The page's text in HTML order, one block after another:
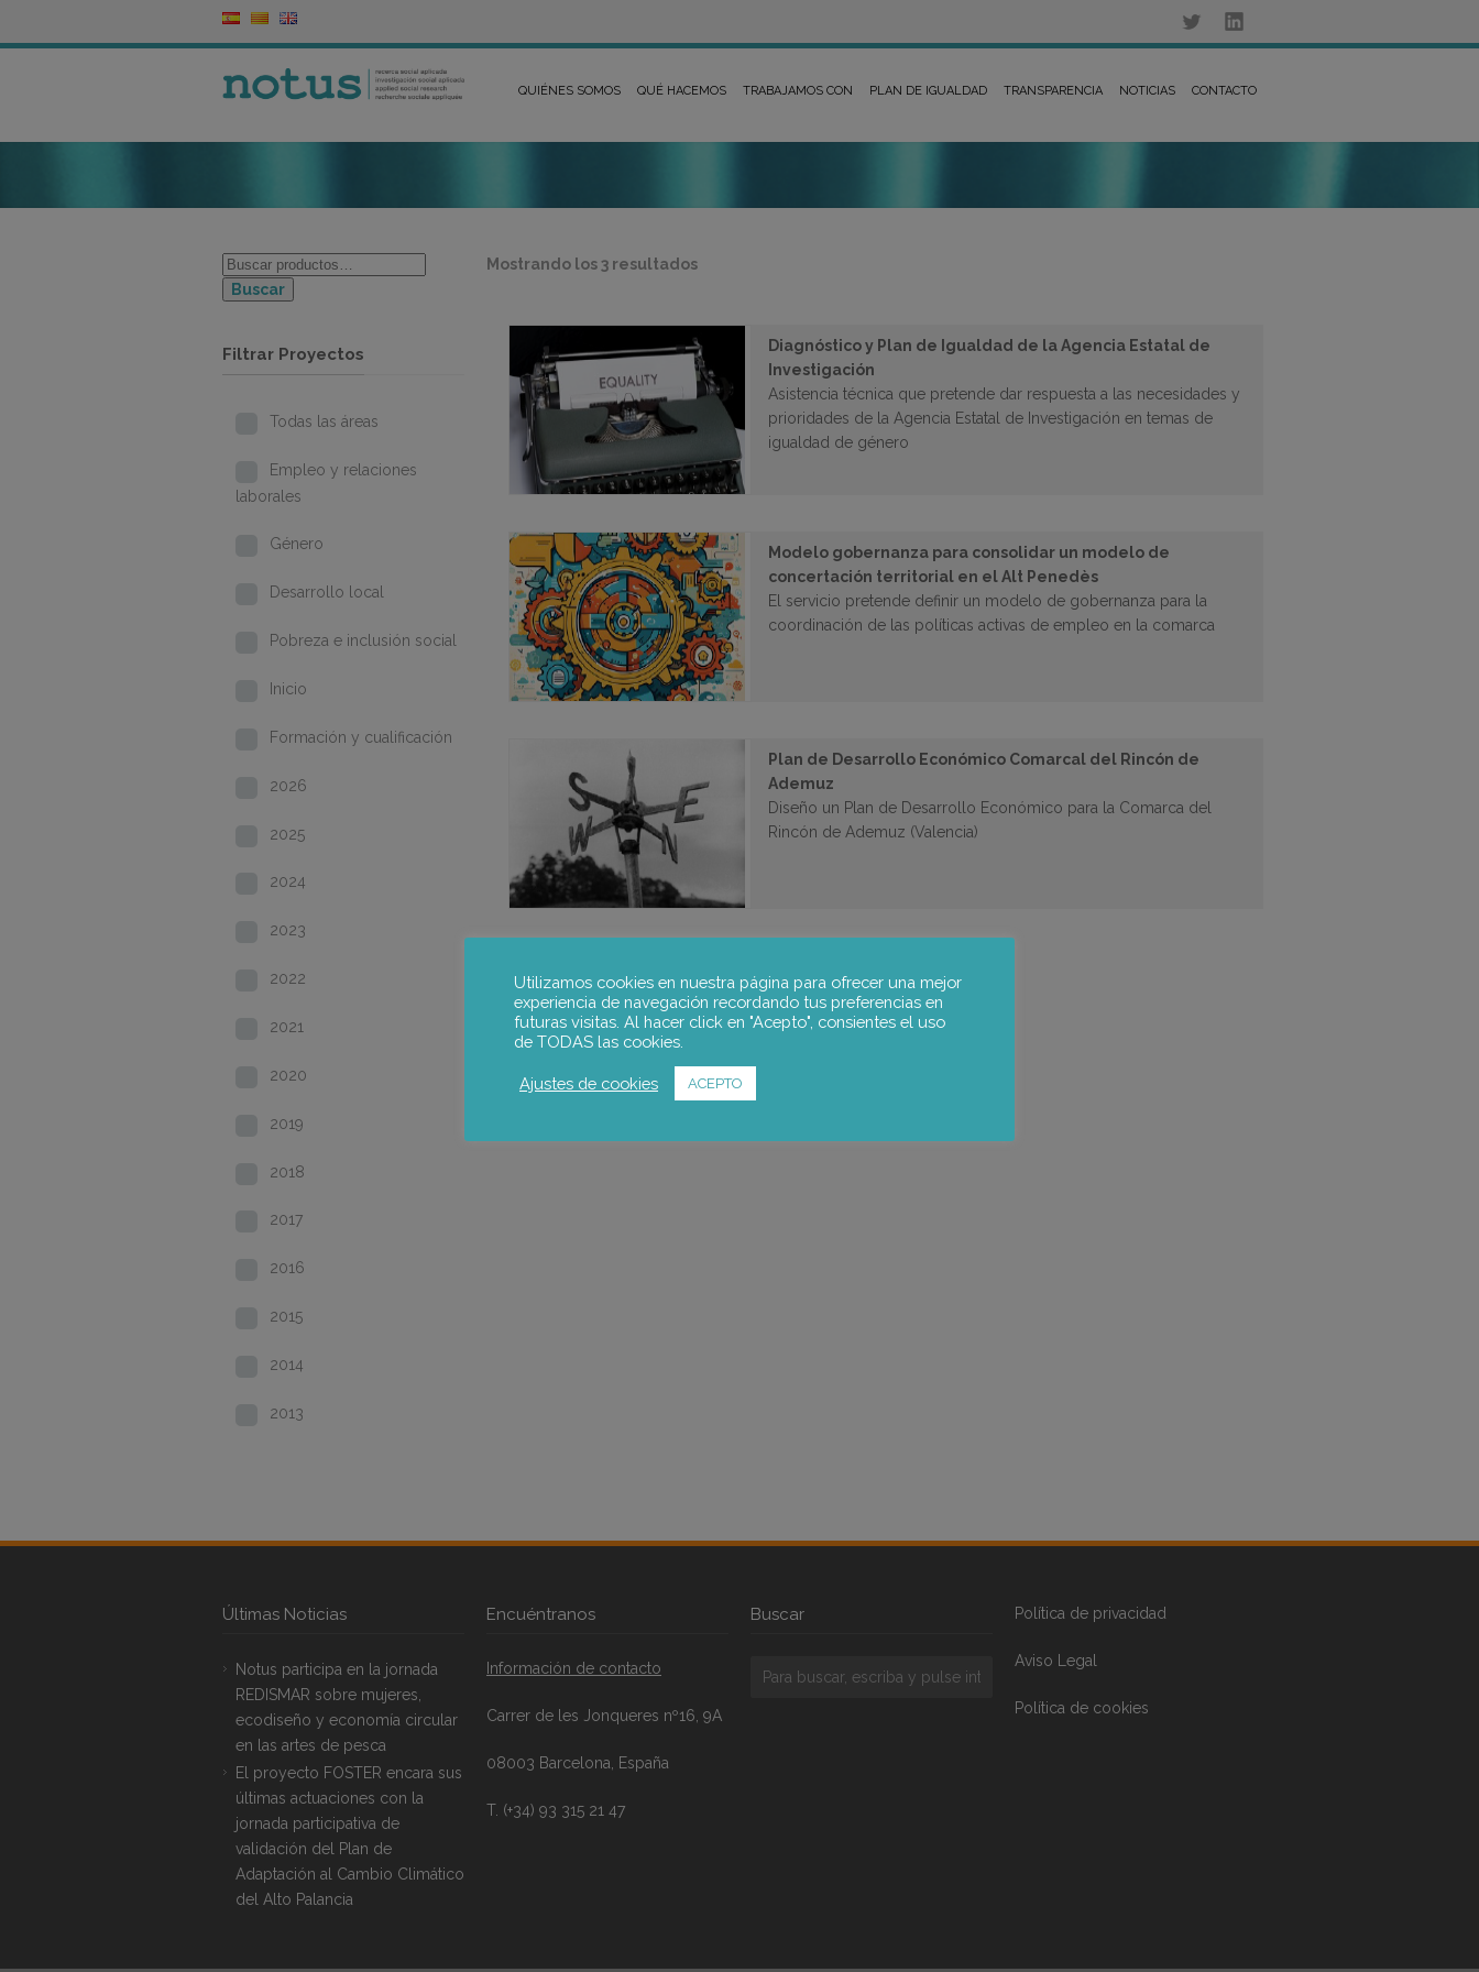
QUIÉNES SOMOS QUÉ HACEMOS TRABAJAMOS CON PLAN DE IGUALDAD TRANSPARENCIA NOTICIAS CONTACTO
Mostrando los 3 resultadosOrdenado
últimos
Diagnóstico y Plan de Igualdad de la Agencia Estatal de
Investigación
Asistencia técnica que pretende dar respuesta a las necesidades y
prioridades de la Agencia Estatal de Investigación en temas de
igualdad de género
Modelo gobernanza para consolidar un modelo de
concertación territorial en el Alt Penedès
El servicio pretende definir un modelo de gobernanza para la
coordinación de las políticas activas de empleo en la comarca
Plan de Desarrollo Económico Comarcal del Rincón de
Ademuz
Diseño un Plan de Desarrollo Económico para la Comarca del
Rincón de Ademuz (Valencia)
Buscar
Filtrar Proyectos
Todas las áreas
Empleo y relaciones
laborales
Género
Desarrollo local
Pobreza e inclusión social
Inicio
Formación y cualificación
2026
2025
2024
2023
2022
2021
2020
2019
2018
2017
2016
2015
2014
2013
Últimas Noticias
Notus participa en la jornada
REDISMAR sobre mujeres,
ecodiseño y economía circular
en las artes de pesca
El proyecto FOSTER encara sus
últimas actuaciones con la
jornada participativa de
validación del Plan de
Adaptación al Cambio Climático
del Alto Palancia
Encuéntranos
Información de contacto
Carrer de les Jonqueres nº16, 9A
08003 Barcelona, España
T. (+34) 93 315 21 47
Buscar Política de privacidad
Aviso Legal
Política de cookies
Utilizamos cookies en nuestra página para ofrecer una mejor
experiencia de navegación recordando tus preferencias en
futuras visitas. Al hacer click en "Acepto", consientes el uso
de TODAS las cookies.
Ajustes de cookies ACEPTO